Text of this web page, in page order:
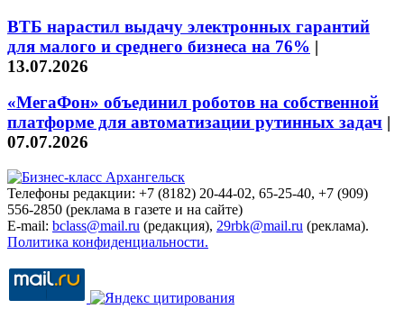
ВТБ нарастил выдачу электронных гарантий
для малого и среднего бизнеса на 76% |
13.07.2026
«МегаФон» объединил роботов на собственной
платформе для автоматизации рутинных задач |
07.07.2026
Телефоны редакции: +7 (8182) 20-44-02, 65-25-40, +7 (909)
556-2850 (реклама в газете и на сайте)
E-mail: bclass@mail.ru (редакция), 29rbk@mail.ru (реклама).
Политика конфиденциальности.